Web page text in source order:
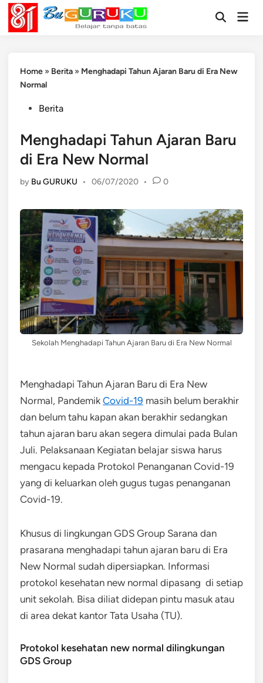
Skip
content
OpenMain
Home » Berita » Menghadapi Tahun Ajaran Baru di Era New
Normal
PostedBerita
Menghadapi Tahun Ajaran Baru
di Era New Normal
by Bu GURUKU • 06/07/2020 • 0
Sekolah Menghadapi Tahun Ajaran Baru di Era New Normal
Menghadapi Tahun Ajaran Baru di Era New
Normal, Pandemik Covid-19 masih belum berakhir
dan belum tahu kapan akan berakhir sedangkan
tahun ajaran baru akan segera dimulai pada Bulan
Juli. Pelaksanaan Kegiatan belajar siswa harus
mengacu kepada Protokol Penanganan Covid-19
yang di keluarkan oleh gugus tugas penanganan
Covid-19.
Khusus di lingkungan GDS Group Sarana dan
prasarana menghadapi tahun ajaran baru di Era
New Normal sudah dipersiapkan. Informasi
protokol kesehatan new normal dipasang di setiap
unit sekolah. Bisa diliat didepan pintu masuk atau
di area dekat kantor Tata Usaha (TU).
Protokol kesehatan new normal dilingkungan
GDS Group